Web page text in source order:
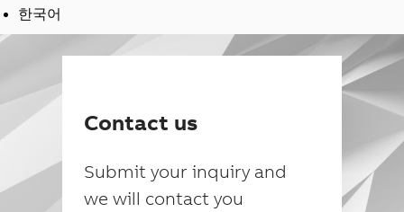
한국어
Contact us
Submit your inquiry and
we will contact you